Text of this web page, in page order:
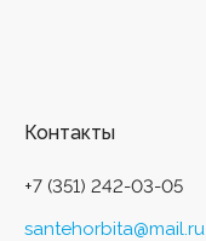
Контакты
+7 (351) 242-03-05
santehorbita@mail.ru